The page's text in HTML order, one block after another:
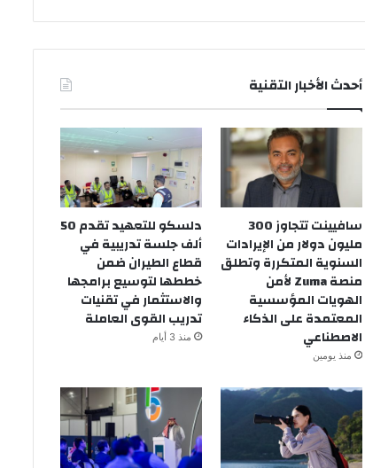
أحدث الأخبار التقنية
سافيينت تتجاوز 300
مليون دولار من الإيرادات
السنوية المتكررة وتطلق
منصة Zuma لأمن
الهويات المؤسسية
المعتمدة على الذكاء
الاصطناعي
منذ يومين
دلسكو للتعهيد تقدم 50
ألف جلسة تدريبية في
قطاع الطيران ضمن
خططها لتوسيع برامجها
والاستثمار في تقنيات
تدريب القوى العاملة
منذ 3 أيام